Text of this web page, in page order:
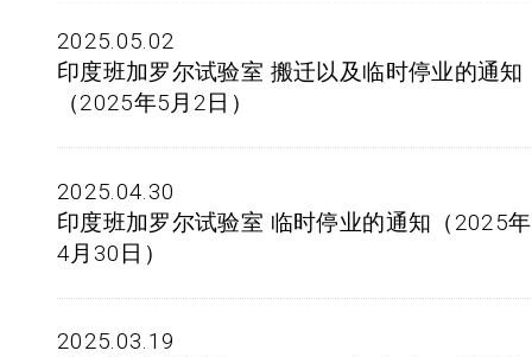
2025.05.02
印度班加罗尔试验室 搬迁以及临时停业的通知
（2025年5月2日）
2025.04.30
印度班加罗尔试验室 临时停业的通知（2025年
4月30日）
2025.03.19